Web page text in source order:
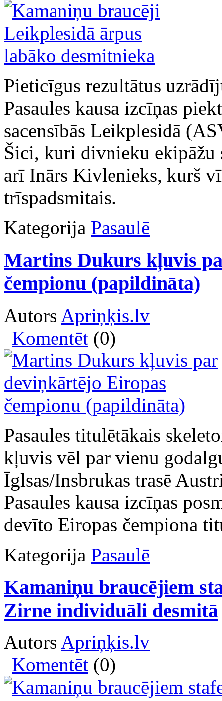
Pieticīgus rezultātus
Pasaules kausa izcīņas
sacensībās Leikplesidā
Šici, kuri divnieku ekipāžu
arī Inārs Kivlenieks, kurš
trīspadsmitais.
Kategorija Pasaulē
Martins Dukurs kļuvis
čempionu (papildināta)
Autors Apriņķis.lv
Komentēt (0)
Pasaules titulētākais
kļuvis vēl par vienu
Īglsas/Insbrukas trasē
Pasaules kausa izcīņas
devīto Eiropas čempiona
Kategorija Pasaulē
Kamaniņu braucējiem
Zirne individuāli desmitā
Autors Apriņķis.lv
Komentēt (0)